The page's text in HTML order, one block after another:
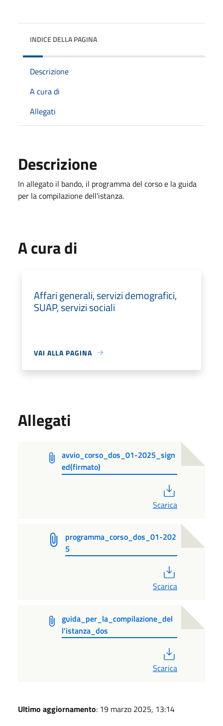
INDICE DELLA PAGINA
Descrizione
A cura di
Allegati
Descrizione
In allegato il bando, il programma del corso e la guida
per la compilazione dell'istanza.
A cura di
Affari generali, servizi demografici,
SUAP, servizi sociali
VAI ALLA PAGINA
Allegati
avvio_corso_dos_01-2025_sign
ed(firmato)
Scarica
programma_corso_dos_01-202
5
Scarica
guida_per_la_compilazione_del
l'istanza_dos
Scarica
Ultimo aggiornamento: 19 marzo 2025, 13:14